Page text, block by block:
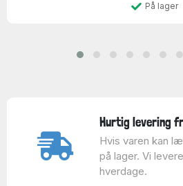
På lager
Hurtig levering
Hvis varen kan
på lager. Vi
hverdage.